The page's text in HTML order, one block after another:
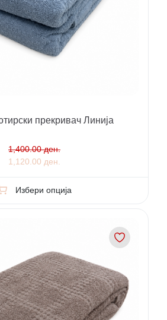
прекривач Линија
1,400.00 ден.
1,120.00 ден.
Избери опција